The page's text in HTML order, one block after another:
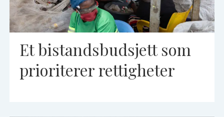
Et bistandsbudsjett som
prioriterer rettigheter